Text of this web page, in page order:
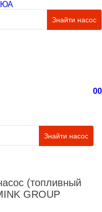
Знайти насос
00
Знайти насос
(топливный
GROUP